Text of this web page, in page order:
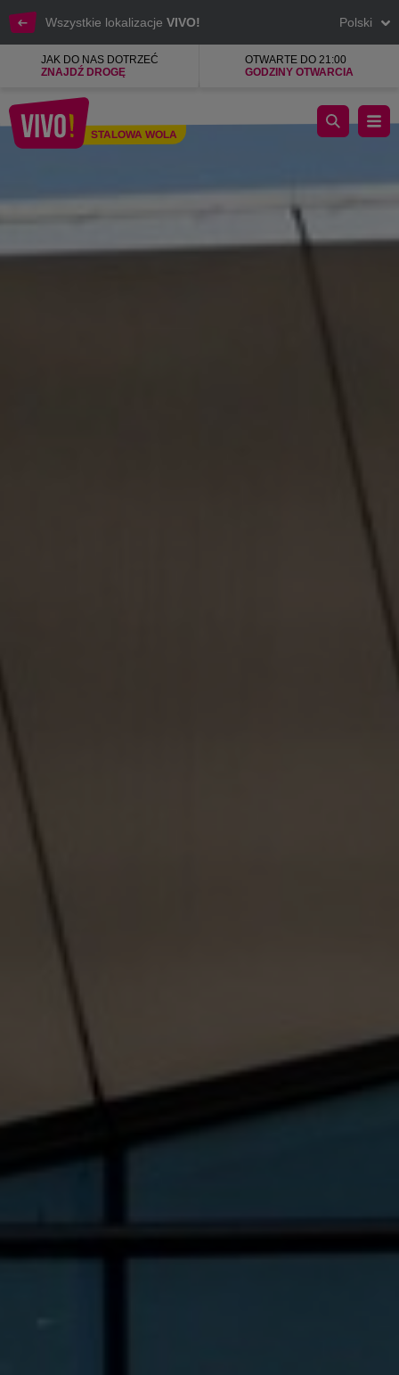
Wszystkie lokalizacje VIVO! Polski
JAK DO NAS DOTRZEĆ
ZNAJDŹ DROGĘ
OTWARTE DO 21:00
GODZINY OTWARCIA
STALOWA WOLA
VIVO! Stalowa Wola - modne zakupy i najlepsza rozrywka.